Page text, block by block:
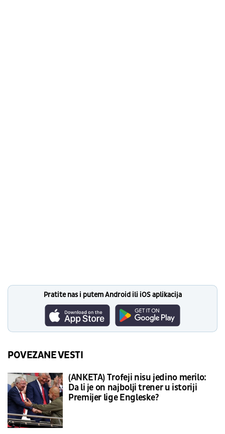
Pratite nas i putem Android ili iOS aplikacija
POVEZANE VESTI
(ANKETA) Trofeji nisu jedino merilo:
Da li je on najbolji trener u istoriji
Premijer lige Engleske?